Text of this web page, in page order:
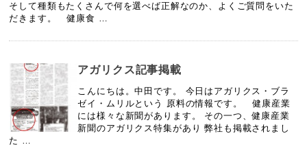
そして種類もたくさんで何を選べば正解なのか、よくご質問をいた
だきます。 健康食 …
アガリクス記事掲載
こんにちは。中田です。 今日はアガリクス・ブラ
ゼイ・ムリルという 原料の情報です。 健康産業
には様々な新聞があります。 その一つ、健康産業
新聞のアガリクス特集があり 弊社も掲載されまし
た …